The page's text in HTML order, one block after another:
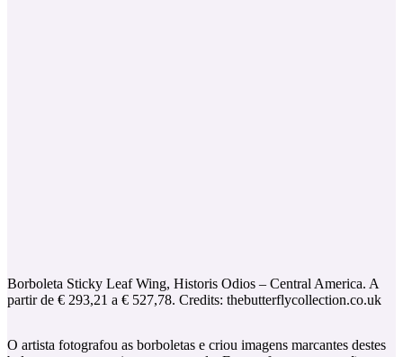
Borboleta Sticky Leaf Wing, Historis Odios – Central America. A
partir de € 293,21 a € 527,78. Credits: thebutterflycollection.co.uk
O artista fotografou as borboletas e criou imagens marcantes destes